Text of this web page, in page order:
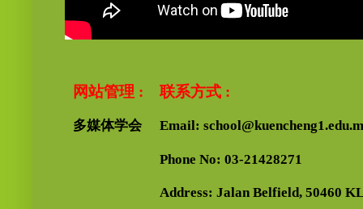
网站管理 :
多媒体学会
联系方式 :
Email:
Phone No: 03-21428271
Address: Jalan Belfield, 50460